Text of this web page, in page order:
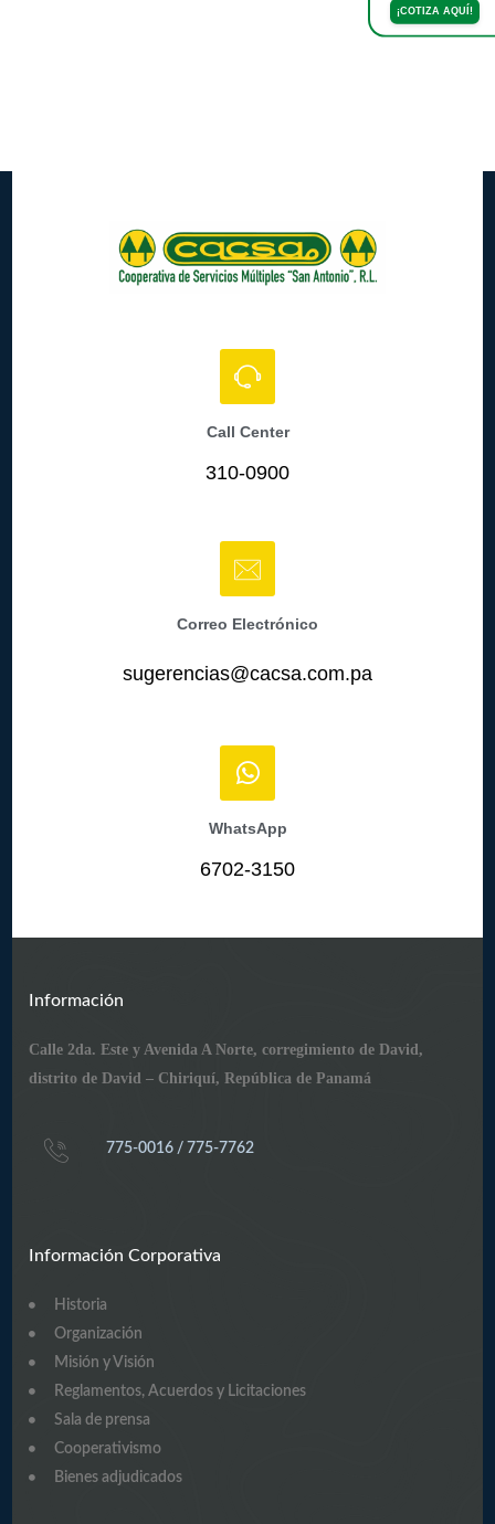
Call Center
310-0900
Correo Electrónico
sugerencias@cacsa.com.pa
WhatsApp
6702-3150
Información
Calle 2da. Este y Avenida A Norte, corregimiento de David,
distrito de David – Chiriquí, República de Panamá
775-0016 / 775-7762
Información Corporativa
Historia
Organización
Misión y Visión
Reglamentos, Acuerdos y Licitaciones
Sala de prensa
Cooperativismo
Bienes adjudicados
¡COTIZA AQUÍ!